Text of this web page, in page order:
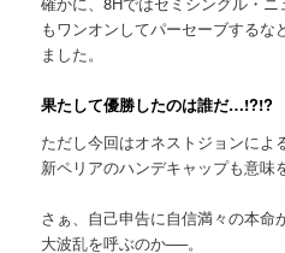
もワンオンしてパーセーブするな
ました。
果たして優勝したのは誰だ…!?!?
ただし今回はオネストジョンによ
新ペリアのハンデキャップも意味
さぁ、自己申告に自信満々の本命
大波乱を呼ぶのか──。